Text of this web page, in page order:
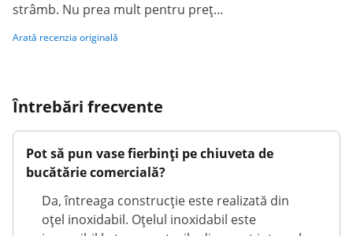
strâmb. Nu prea mult pentru preț...
Arată recenzia originală
Întrebări frecvente
Pot să pun vase fierbinți pe chiuveta de
bucătărie comercială?
Da, întreaga construcție este realizată din
oțel inoxidabil. Oțelul inoxidabil este